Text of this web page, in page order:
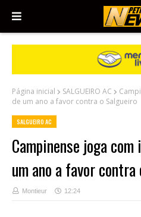
Página inicial SALGUEIRO AC
de um ano a favor contra o Salgueiro
SALGUEIRO AC
Campinense joga
um ano a favor
Montieur 12:24